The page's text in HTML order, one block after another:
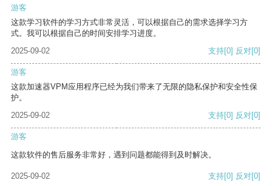
游客
这款学习软件的学习方式非常灵活，可以根据自己的需求选择学习方
式。我可以根据自己的时间安排学习进度。
2025-09-02
支持[0] 反对[0]
游客
这款加速器VPM应用程序已经为我们带来了无限的隐私保护和安全性保
护。
2025-09-02
支持[0] 反对[0]
游客
这款软件的售后服务非常好，遇到问题都能得到及时解决。
2025-09-02 支持[0] 反对[0]